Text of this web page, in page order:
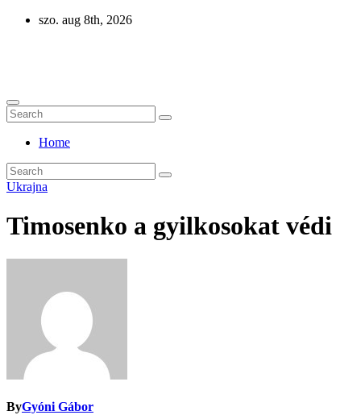
Skip
szo. aug 8th, 2026
Home
Ukrajna
Timosenko a gyilkosokat védi
ByGyóni Gábor